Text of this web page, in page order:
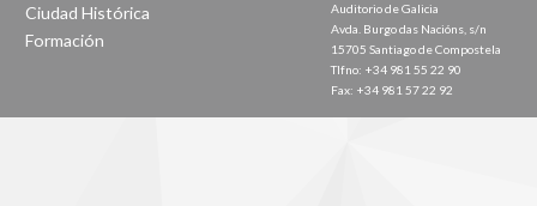
Ciudad Histórica
Formación
Auditorio de Galicia
Avda. Burgo das Nacións, s/n
15705 Santiago de Compostela
Tlfno: +34 981 55 22 90
Fax: +34 981 57 22 92